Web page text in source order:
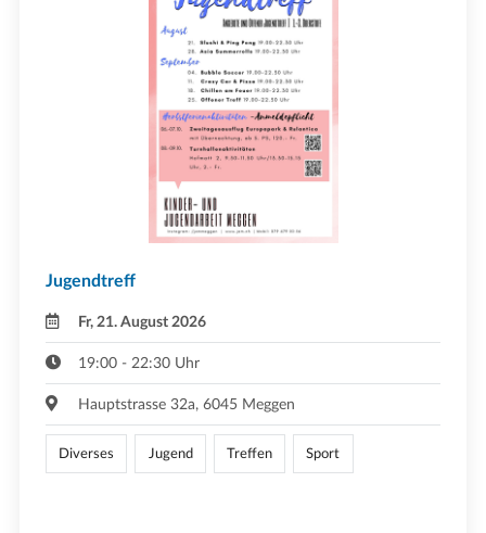
Jugendtreff
Fr, 21. August 2026
19:00 - 22:30 Uhr
Hauptstrasse 32a, 6045 Meggen
Diverses Jugend Treffen Sport